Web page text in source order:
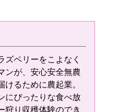
ランカ、インド、
ム、ア ...
市大舘町1412-2 シ
オ農園内 トライ
ーデン 代表：茂
ブルーベリー狩り
ズベリーをこよなく
ンが、安心安全無農
るために農起業。
にぴったりな食べ放
狩り収穫体験のでき